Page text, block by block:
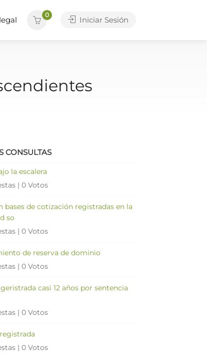
0
Iniciar Sesión
CONSULTAS
la escalera
| 0 Votos
bases de cotización registradas en la
so
| 0 Votos
de reserva de dominio
| 0 Votos
casi 12 años por sentencia
| 0 Votos
| 0 Votos